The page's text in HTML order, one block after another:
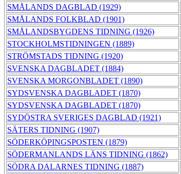
SMÅLANDS DAGBLAD (1929)
SMÅLANDS FOLKBLAD (1901)
SMÅLANDSBYGDENS TIDNING (1926)
STOCKHOLMSTIDNINGEN (1889)
STRÖMSTADS TIDNING (1920)
SVENSKA DAGBLADET (1884)
SVENSKA MORGONBLADET (1890)
SYDSVENSKA DAGBLADET (1870)
SYDSVENSKA DAGBLADET (1870)
SYDÖSTRA SVERIGES DAGBLAD (1921)
SÄTERS TIDNING (1907)
SÖDERKÖPINGSPOSTEN (1879)
SÖDERMANLANDS LÄNS TIDNING (1862)
SÖDRA DALARNES TIDNING (1887)